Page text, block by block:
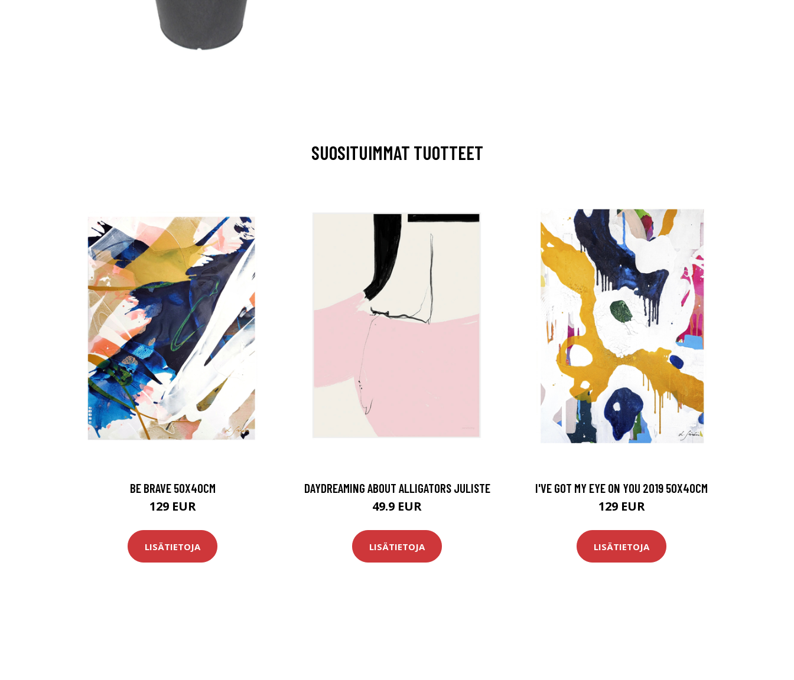
SUOSITUIMMAT TUOTTEET
BE BRAVE 50X40CM
129 EUR
LISÄTIETOJA
DAYDREAMING ABOUT ALLIGATORS JULISTE
49.9 EUR
LISÄTIETOJA
I'VE GOT MY EYE ON YOU 2019 50X40CM
129 EUR
LISÄTIETOJA